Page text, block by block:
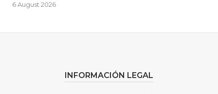
6 August 2026
INFORMACIÓN LEGAL